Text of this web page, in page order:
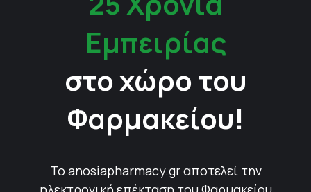
Εμπειρίας
στο χώρο του
Φαρμακείου!
Το anosiapharmacy.gr αποτελεί την